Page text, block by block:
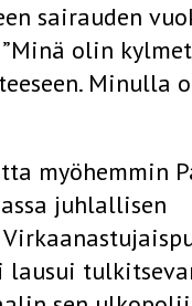
sairauden
olin
Minulla
myöhemmin
juhlallisen
lausui